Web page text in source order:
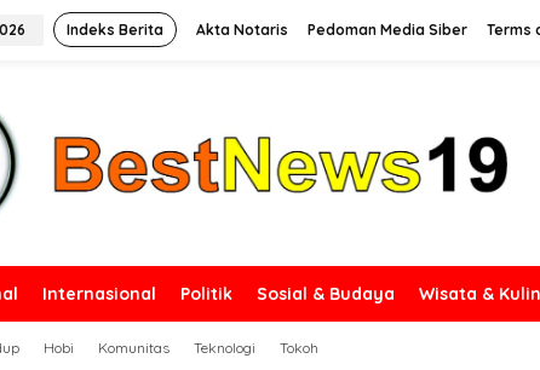
Indeks Berita Akta Notaris Pedoman Media Siber Terms
Internasional Politik Sosial & Budaya Wisata &
Hobi Komunitas Teknologi Tokoh